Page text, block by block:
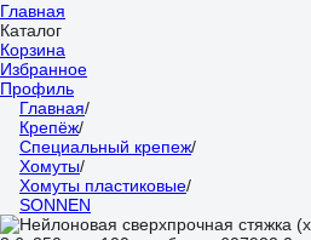
Главная
Каталог
Корзина
Избранное
Профиль
Главная/
Крепёж/
Специальный крепеж/
Хомуты/
Хомуты пластиковые/
SONNEN